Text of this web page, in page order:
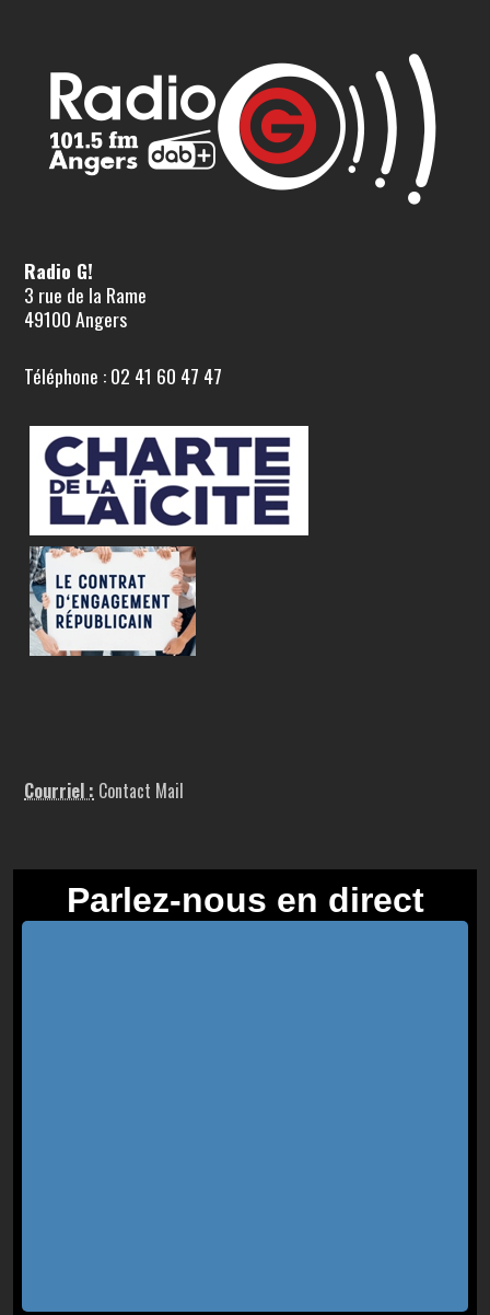
Radio G!
3 rue de la Rame
49100 Angers
Téléphone : 02 41 60 47 47
Courriel : Contact Mail